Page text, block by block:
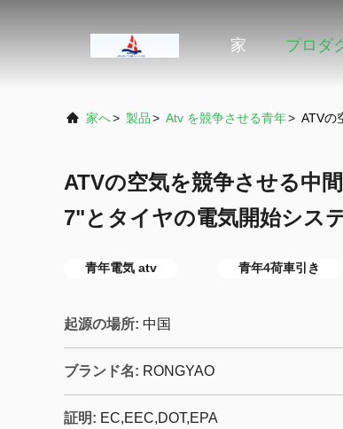
家 プロダ
家へ> 製品> Atv を競争させる青年> ATVの
ATVの空気を競争させる中
7"とタイヤの電気開始シス
青年電気 atv 青年4荷車引き
起源の場所: 中国
ブランド名: RONGYAO
証明: EC,EEC,DOT,EPA